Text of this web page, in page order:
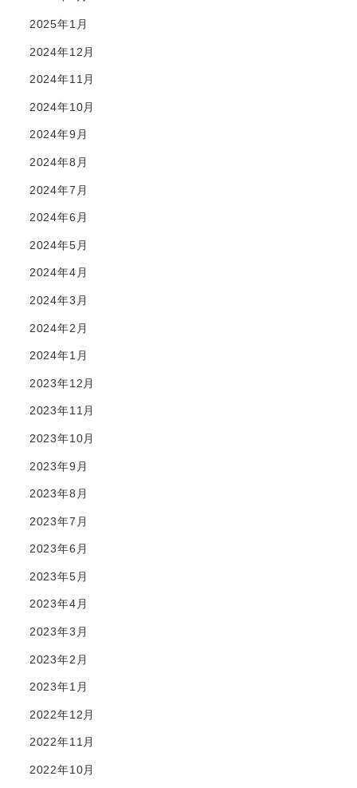
2025年1月
2024年12月
2024年11月
2024年10月
2024年9月
2024年8月
2024年7月
2024年6月
2024年5月
2024年4月
2024年3月
2024年2月
2024年1月
2023年12月
2023年11月
2023年10月
2023年9月
2023年8月
2023年7月
2023年6月
2023年5月
2023年4月
2023年3月
2023年2月
2023年1月
2022年12月
2022年11月
2022年10月